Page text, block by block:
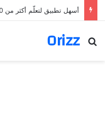
أسهل تطبيق لتعلّم أكثر من 160 ألف فعل بالألمانية
Orizz
بحث عن